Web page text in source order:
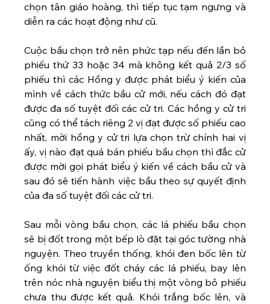
chọn tân giáo hoàng, thì tiếp tục tạm ngưng và
diễn ra các hoạt động như cũ.
Cuộc bầu chọn trở nên phức tạp nếu đến lần bỏ
phiếu thứ 33 hoặc 34 mà không kết quả 2/3 số
phiếu thì các Hồng y được phát biểu ý kiến của
mình về cách thức bầu cử mới, nếu cách đó đạt
được đa số tuyệt đối các cử tri. Các hồng y cử tri
cũng có thể tách riêng 2 vị đạt được số phiếu cao
nhất, mời hồng y cử tri lựa chọn trừ chính hai vị
ấy, vị nào đạt quá bán phiếu bầu chọn thì đắc cử
được mời gọi phát biểu ý kiến về cách bầu cử và
sau đó sẽ tiến hành việc bầu theo sự quyết định
của đa số tuyệt đối các cử tri.
Sau mỗi vòng bầu chọn, các lá phiếu bầu chọn
sẽ bị đốt trong một bếp lò đặt tại góc tường nhà
nguyện. Theo truyền thống, khói đen bốc lên từ
ống khói từ việc đốt cháy các lá phiếu, bay lên
trên nóc nhà nguyện biểu thị một vòng bỏ phiếu
chưa thu được kết quả. Khói trắng bốc lên, và